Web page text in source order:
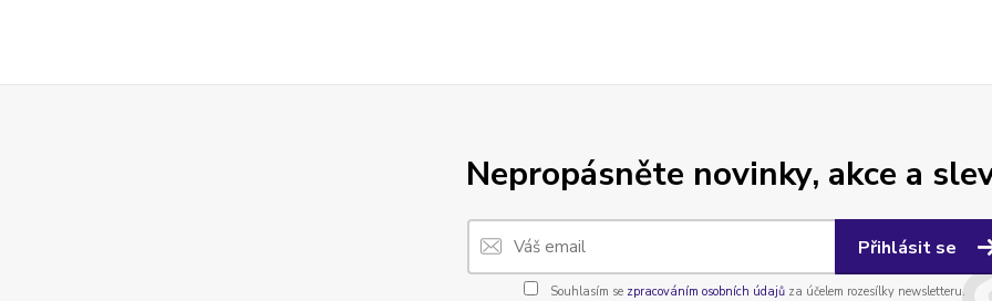
Nepropásněte novinky, akce a
Přihlásit se
Souhlasím se zpracováním osobních údajůza účelem rozesílky newsletteru.